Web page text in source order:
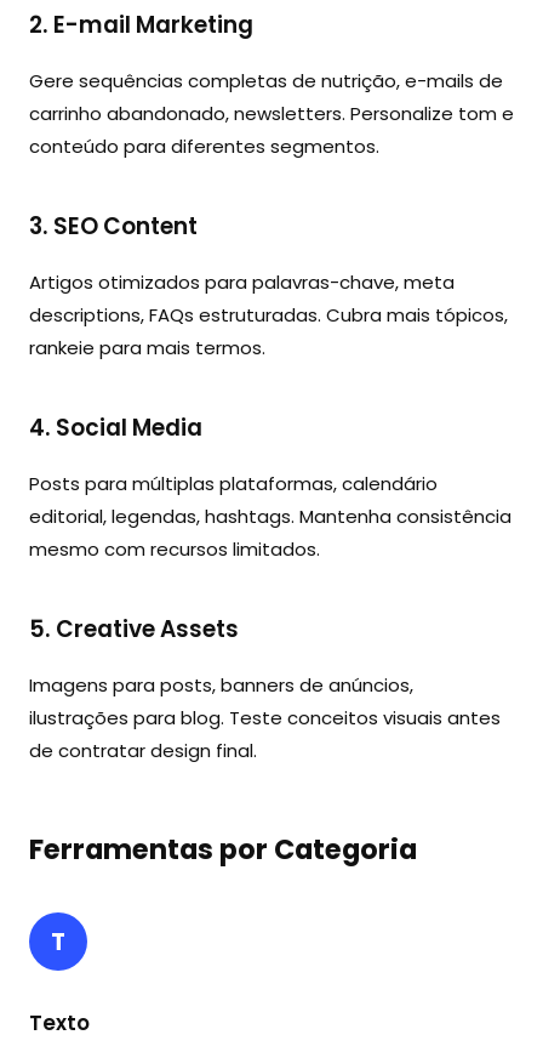
2. E-mail Marketing
Gere sequências completas de nutrição, e-mails de
carrinho abandonado, newsletters. Personalize tom e
conteúdo para diferentes segmentos.
3. SEO Content
Artigos otimizados para palavras-chave, meta
descriptions, FAQs estruturadas. Cubra mais tópicos,
rankeie para mais termos.
4. Social Media
Posts para múltiplas plataformas, calendário
editorial, legendas, hashtags. Mantenha consistência
mesmo com recursos limitados.
5. Creative Assets
Imagens para posts, banners de anúncios,
ilustrações para blog. Teste conceitos visuais antes
de contratar design final.
Ferramentas por Categoria
T
Texto